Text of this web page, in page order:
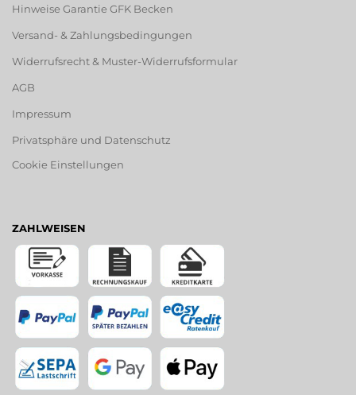
Hinweise Garantie GFK Becken
Versand- & Zahlungsbedingungen
Widerrufsrecht & Muster-Widerrufsformular
AGB
Impressum
Privatsphäre und Datenschutz
Cookie Einstellungen
ZAHLWEISEN